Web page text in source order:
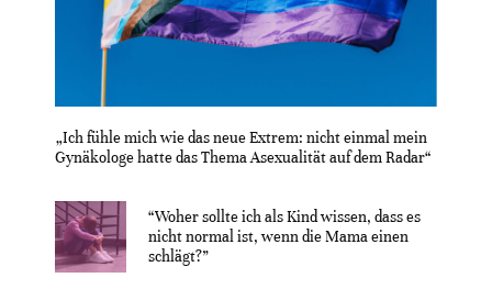
„Ich fühle mich wie das neue Extrem: nicht einmal mein
Gynäkologe hatte das Thema Asexualität auf dem Radar“
“Woher sollte ich als Kind wissen, dass es
nicht normal ist, wenn die Mama einen
schlägt?”